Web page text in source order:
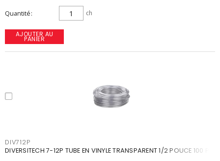
Quantité ch
AJOUTER AU
PANIER
DIV712P
DIVERSITECH 7-12P TUBE EN VINYLE TRANSPARENT 1/2 POUCE 100 PI